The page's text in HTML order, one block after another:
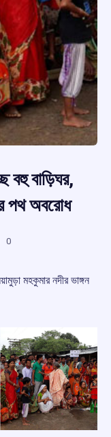
বহু বাড়িঘর,
পথ অবরোধ
0
মহকুমার নদীর ভাঙ্গন